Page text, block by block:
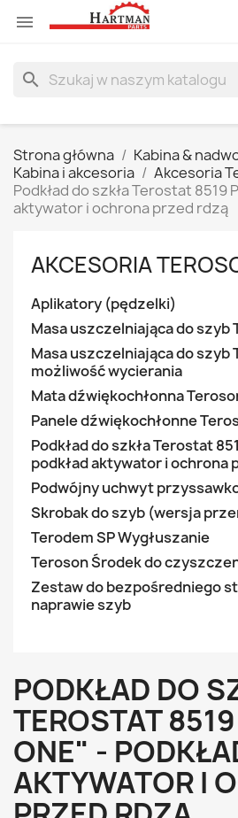

search
Strona główna
Kabina &
Kabina i akcesoria
Akcesoria
Podkład do szkła Terostat 8519
aktywator i ochrona przed rdzą
AKCESORIA
Aplikatory (pędzelki)
Masa uszczelniająca do szyb
Masa uszczelniająca do szyb
możliwość wycierania
Mata dźwiękochłonna
Panele dźwiękochłonne
Podkład do szkła Terostat
podkład aktywator i ochrona
Podwójny uchwyt
Skrobak do szyb (wersja
Terodem SP Wygłuszanie
Teroson Środek do
Zestaw do bezpośredniego
naprawie szyb
PODKŁAD DO
TEROSTAT
ONE" -
AKTYWATOR I